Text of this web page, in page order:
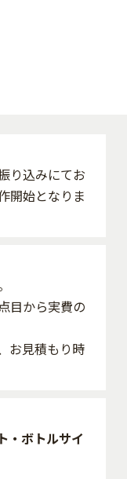
り込みにてお
開始となりま
目から実費の
お見積もり時
・ボトルサイ